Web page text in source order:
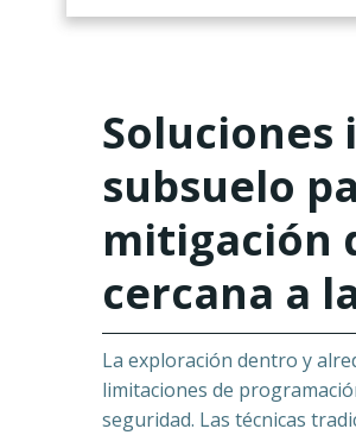
Soluciones
subsuelo
mitigación
cercana a
La exploración dentro y
limitaciones de
seguridad. Las técnicas